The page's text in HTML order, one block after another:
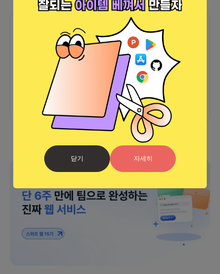
닫기 자세히
함께한 사람들이 남긴 말
0 프로젝트 프로챗
아직 후기가 도착하지 않았습니다